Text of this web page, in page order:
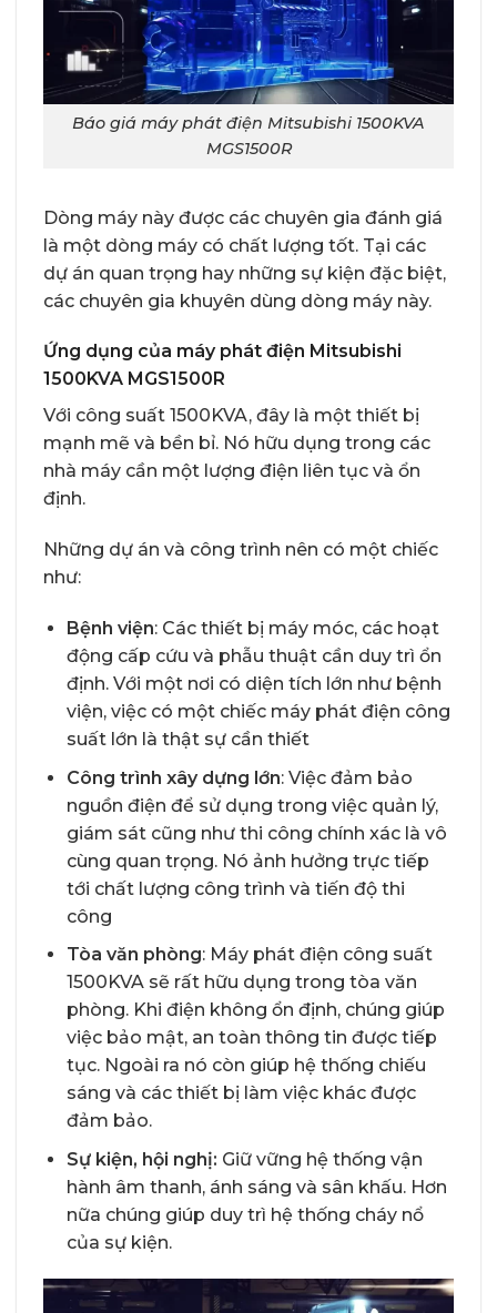
Báo giá máy phát điện Mitsubishi 1500KVA
MGS1500R
Dòng máy này được các chuyên gia đánh giá
là một dòng máy có chất lượng tốt. Tại các
dự án quan trọng hay những sự kiện đặc biệt,
các chuyên gia khuyên dùng dòng máy này.
Ứng dụng của máy phát điện Mitsubishi
1500KVA MGS1500R
Với công suất 1500KVA, đây là một thiết bị
mạnh mẽ và bền bỉ. Nó hữu dụng trong các
nhà máy cần một lượng điện liên tục và ổn
định.
Những dự án và công trình nên có một chiếc
như:
Bệnh viện: Các thiết bị máy móc, các hoạt
động cấp cứu và phẫu thuật cần duy trì ổn
định. Với một nơi có diện tích lớn như bệnh
viện, việc có một chiếc máy phát điện công
suất lớn là thật sự cần thiết
Công trình xây dựng lớn: Việc đảm bảo
nguồn điện để sử dụng trong việc quản lý,
giám sát cũng như thi công chính xác là vô
cùng quan trọng. Nó ảnh hưởng trực tiếp
tới chất lượng công trình và tiến độ thi
công
Tòa văn phòng: Máy phát điện công suất
1500KVA sẽ rất hữu dụng trong tòa văn
phòng. Khi điện không ổn định, chúng giúp
việc bảo mật, an toàn thông tin được tiếp
tục. Ngoài ra nó còn giúp hệ thống chiếu
sáng và các thiết bị làm việc khác được
đảm bảo.
Sự kiện, hội nghị: Giữ vững hệ thống vận
hành âm thanh, ánh sáng và sân khấu. Hơn
nữa chúng giúp duy trì hệ thống cháy nổ
của sự kiện.